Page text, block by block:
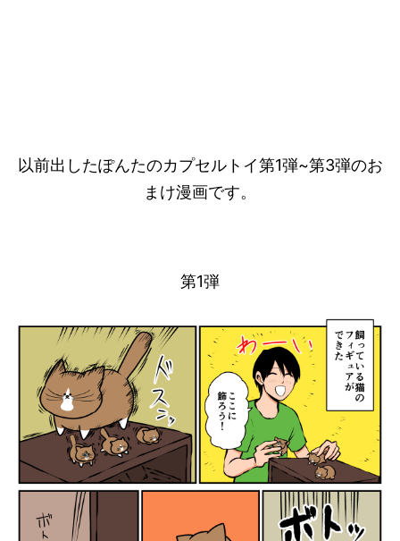
以前出したぽんたのカプセルトイ第1弾~第3弾のお
まけ漫画です。
第1弾